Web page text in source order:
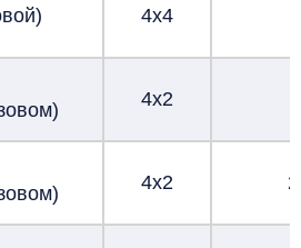
4х4
4х2
4х2